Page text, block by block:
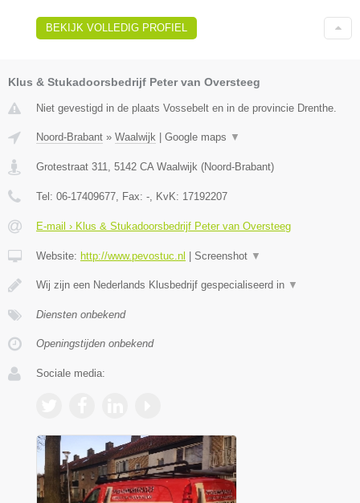
BEKIJK VOLLEDIG PROFIEL
Klus & Stukadoorsbedrijf Peter van Oversteeg
Niet gevestigd in de plaats Vossebelt en in de provincie Drenthe.
Noord-Brabant » Waalwijk Google maps ▼
Grotestraat 311, 5142 CA Waalwijk (Noord-Brabant)
Tel: 06-17409677, Fax: -, KvK: 17192207
E-mail › Klus & Stukadoorsbedrijf Peter van Oversteeg
Website: http://www.pevostuc.nl Screenshot ▼
Wij zijn een Nederlands Klusbedrijf gespecialiseerd in ▼
Diensten onbekend
Openingstijden onbekend
Sociale media: